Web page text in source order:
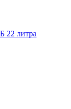
22 литра